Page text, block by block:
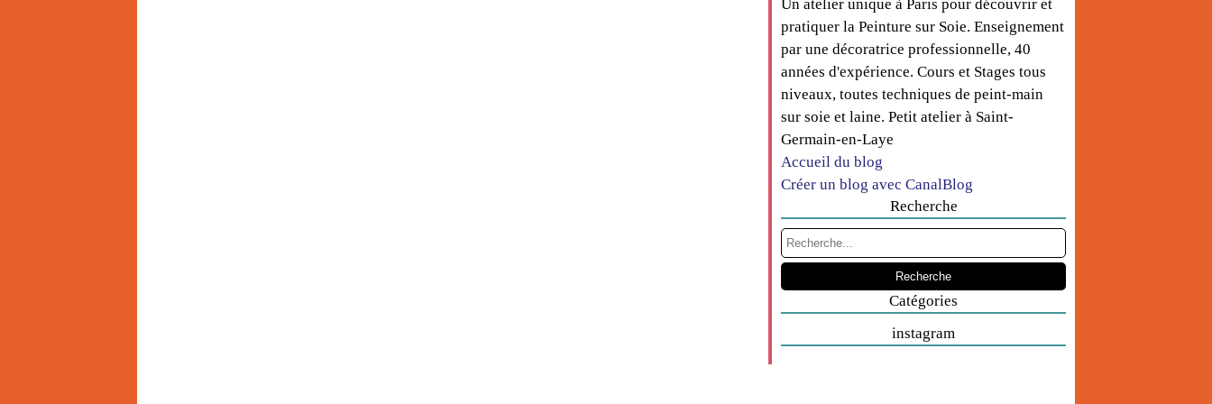
Un atelier unique à Paris pour découvrir et
pratiquer la Peinture sur Soie. Enseignement
par une décoratrice professionnelle, 40
années d'expérience. Cours et Stages tous
niveaux, toutes techniques de peint-main
sur soie et laine. Petit atelier à Saint-
Germain-en-Laye
Accueil du blog
Créer un blog avec CanalBlog
Recherche
Catégories
instagram